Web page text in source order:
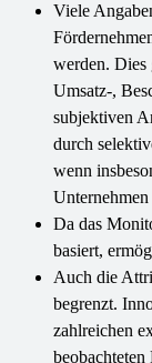
Viele
werden. Dies
Umsatz-,
subjektiven
durch
wenn
Da das
basiert,
Auch die
begrenzt.
zahlreichen